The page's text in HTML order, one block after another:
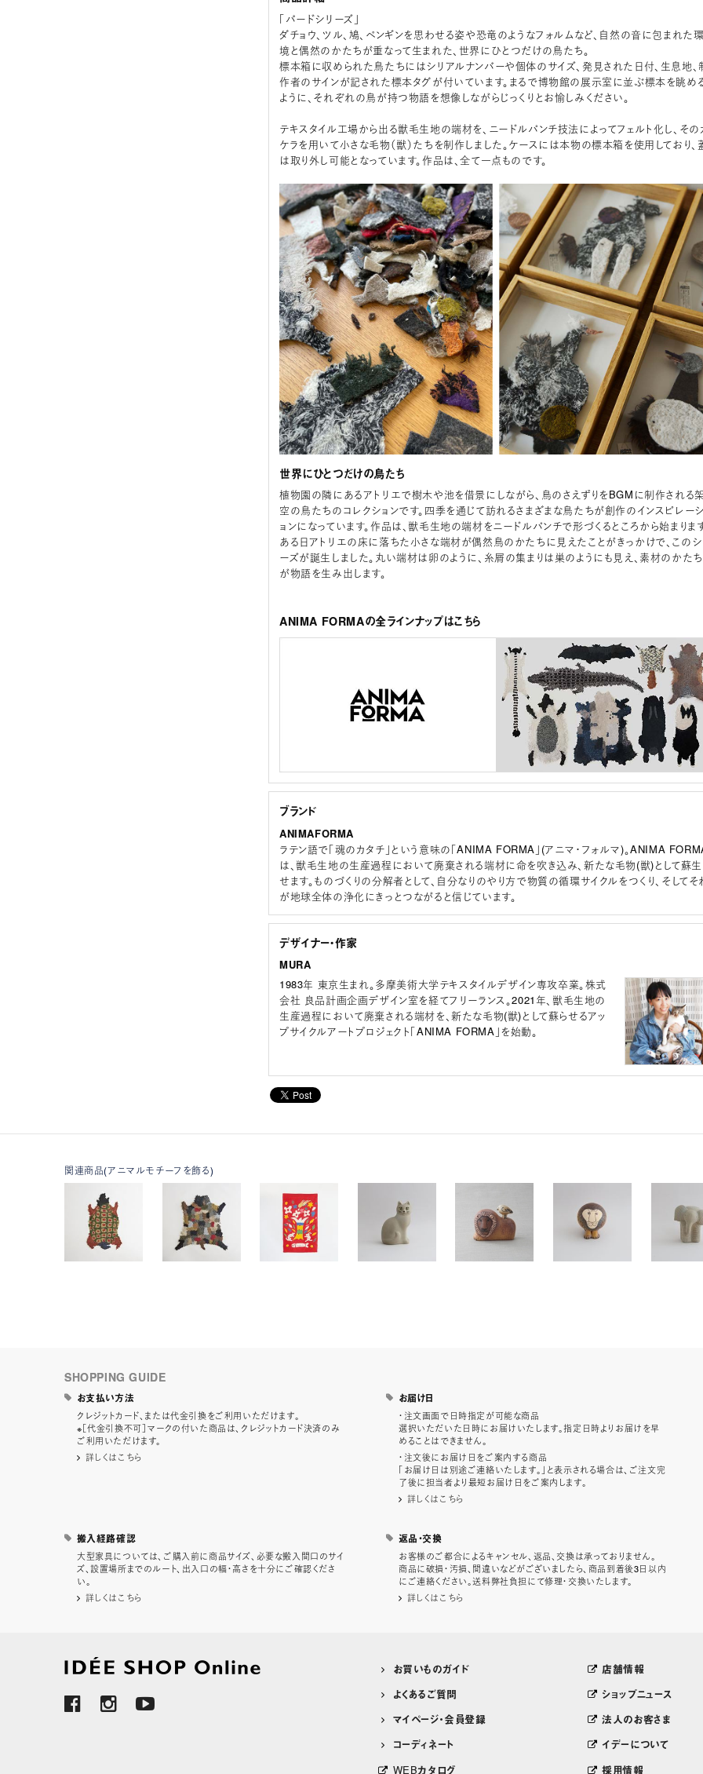
「バードシリーズ」​
ダチョウ、ツル、鳩、ペンギンを思わせる姿や恐竜のようなフォルムなど、自然の音に包まれた
境と偶然のかたちが重なって生まれた、世界にひとつだけの鳥たち。
標本箱に収められた鳥たちにはシリアルナンバーや個体のサイズ、発見された日付、生息地、
作者のサインが記された標本タグが付いています。まるで博物館の展示室に並ぶ標本を眺め
ように、それぞれの鳥が持つ物語を想像しながらじっくりとお愉しみください。
テキスタイル工場から出る獣毛生地の端材を、ニードルパンチ技法によってフェルト化し、その
ケラを用いて小さな毛物（獣）たちを制作しました。ケースには本物の標本箱を使用しており、
は取り外し可能となっています。作品は、全て一点ものです。
世界にひとつだけの鳥たち
植物園の隣にあるアトリエで樹木や池を借景にしながら、鳥のさえずりをBGMに制作される
空の鳥たちのコレクションです。四季を通じて訪れるさまざまな鳥たちが創作のインスピレー
ョンになっています。作品は、獣毛生地の端材をニードルパンチで形づくるところから始まりま
ある日アトリエの床に落ちた小さな端材が偶然鳥のかたちに見えたことがきっかけで、この
ーズが誕生しました。丸い端材は卵のように、糸屑の集まりは巣のようにも見え、素材のかたち
が物語を生み出します。
ANIMA FORMAの全ラインナップはこちら
ブランド
ANIMAFORMA
ラテン語で「魂のカタチ」という意味の「ANIMA FORMA」(アニマ・フォルマ)。ANIMA
は、獣毛生地の生産過程において廃棄される端材に命を吹き込み、新たな毛物(獣)として蘇
せます。ものづくりの分解者として、自分なりのやり方で物質の循環サイクルをつくり、そしてそ
が地球全体の浄化にきっとつながると信じています。
デザイナー・作家
MURA
1983年 東京生まれ。多摩美術大学テキスタイルデザイン専攻卒業。株式
会社 良品計画企画デザイン室を経てフリーランス。2021年、獣毛生地の
生産過程において廃棄される端材を、新たな毛物(獣)として蘇らせるアッ
プサイクルアートプロジェクト「ANIMA FORMA」を始動。
関連商品(アニマルモチーフを飾る)
SHOPPING GUIDE
お支払い方法
クレジットカード、または代金引換をご利用いただけます。
※［代金引換不可］マークの付いた商品は、クレジットカード決済のみ
ご利用いただけます。
詳しくはこちら
お届け日
・注文画面で日時指定が可能な商品
選択いただいた日時にお届けいたします。指定日時よりお届けを早
めることはできません。
・注文後にお届け日をご案内する商品
「お届け日は別途ご連絡いたします。」と表示される場合は、ご注文完
了後に担当者より最短お届け日をご案内します。
詳しくはこちら
搬入経路確認
大型家具については、ご購入前に商品サイズ、必要な搬入間口のサイ
ズ、設置場所までのルート、出入口の幅・高さを十分にご確認くださ
い。
詳しくはこちら
返品・交換
お客様のご都合によるキャンセル、返品、交換は承っておりません。
商品に破損・汚損、間違いなどがございましたら、商品到着後3日以内
にご連絡ください。送料弊社負担にて修理・交換いたします。
詳しくはこちら
お買いものガイド
よくあるご質問
マイページ・会員登録
コーディネート
WEBカタログ
店舗情報
ショップニュース
法人のお客さま
イデーについて
採用情報